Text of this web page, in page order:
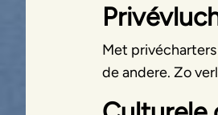
Met
de andere. Zo